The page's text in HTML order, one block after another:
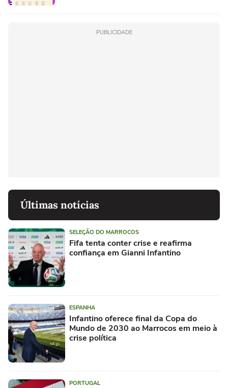
PUBLICIDADE
Últimas notícias
SELEÇÃO DO MARROCOS
Fifa tenta conter crise e reafirma
confiança em Gianni Infantino
ESPANHA
Infantino oferece final da Copa do
Mundo de 2030 ao Marrocos em meio à
crise política
PORTUGAL